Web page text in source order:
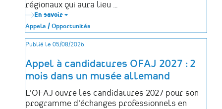
régionaux qui aura lieu …
En savoir +
la
sensibilisation
de
enfants
de
la
langue
Appels / Opportunités
Publié le 05/08/2026.
Appel à candidatures OFAJ 2027 : 2
mois dans un musée allemand
L'OFAJ ouvre les candidatures 2027 pour son
programme d'échanges professionnels en